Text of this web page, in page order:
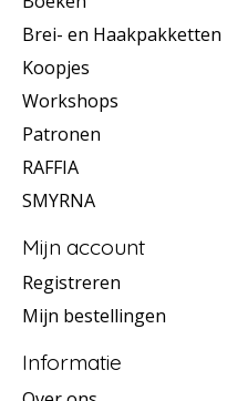
Brei- en Haakpakketten
Koopjes
Workshops
Patronen
RAFFIA
SMYRNA
Mijn account
Registreren
Mijn bestellingen
Informatie